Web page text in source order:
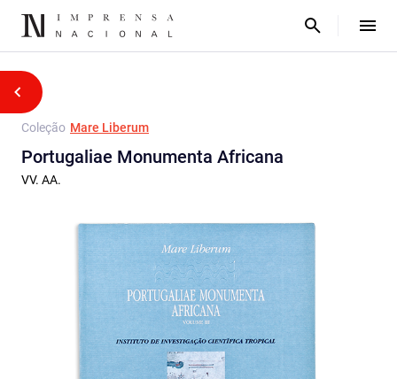
Coleção Mare Liberum
Portugaliae Monumenta Africana
VV. AA.